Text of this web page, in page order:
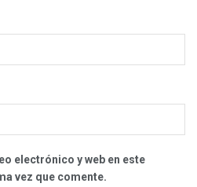
electrónico y web en este
vez que comente.